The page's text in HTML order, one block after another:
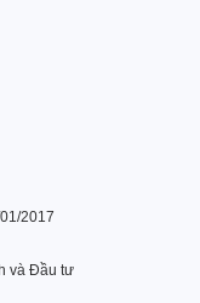
2017
và Đầu tư